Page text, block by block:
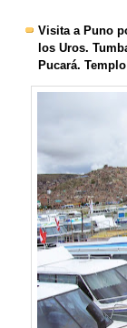
Visita a Puno
los Uros.
Pucará.